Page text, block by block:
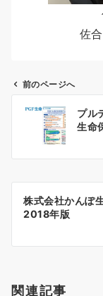
佐
ビ
ン
前のページへ
プル
生命
株式会社かんぽ
2018年版
関連記事